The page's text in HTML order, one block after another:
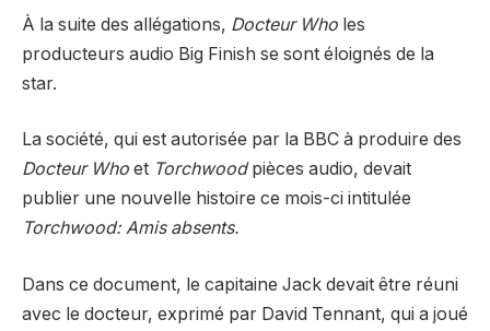
À la suite des allégations, Docteur Who les
producteurs audio Big Finish se sont éloignés de la
star.
La société, qui est autorisée par la BBC à produire des
Docteur Who et Torchwoodpièces audio, devait
publier une nouvelle histoire ce mois-ci intitulée
Torchwood: Amis absents.
Dans ce document, le capitaine Jack devait être réuni
avec le docteur, exprimé par David Tennant, qui a joué